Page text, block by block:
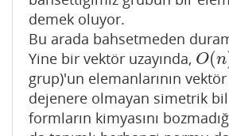
demek oluyor.
Bu arada bahsetmeden
Yine bir vektör uzayında, O(n
O(n)
grup)'un elemanlarının vektör
dejenere olmayan simetrik
formların kimyasını